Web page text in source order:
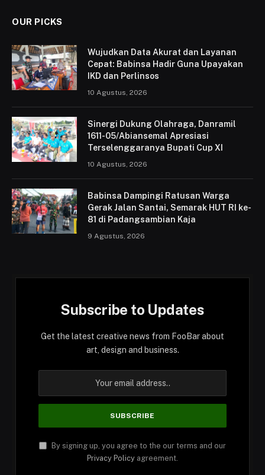
OUR PICKS
Wujudkan Data Akurat dan Layanan
Cepat: Babinsa Hadir Guna Upayakan
IKD dan Perlinsos
10 Agustus, 2026
Sinergi Dukung Olahraga, Danramil
1611-05/Abiansemal Apresiasi
Terselenggaranya Bupati Cup XI
10 Agustus, 2026
Babinsa Dampingi Ratusan Warga
Gerak Jalan Santai, Semarak HUT RI ke-
81 di Padangsambian Kaja
9 Agustus, 2026
Subscribe to Updates
Get the latest creative news from FooBar about
art, design and business.
By signing up, you agree to the our terms and our
Privacy Policy agreement.